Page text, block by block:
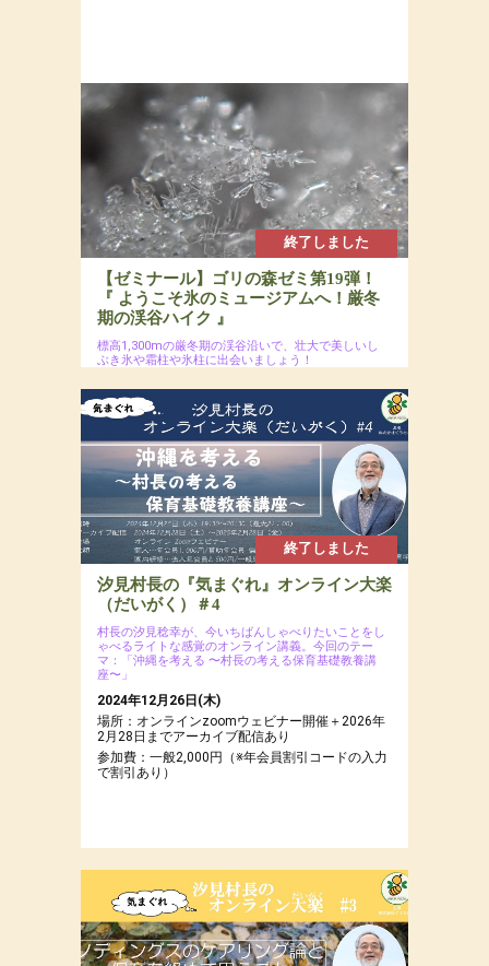
終了しました
【ゼミナール】ゴリの森ゼミ第19弾！
『 ようこそ氷のミュージアムへ！厳冬
期の渓谷ハイク 』
標高1,300mの厳冬期の渓谷沿いで、壮大で美しいし
ぶき氷や霜柱や氷柱に出会いましょう！
場所：ぐうたら村近くの森
参加費：参加費：年会員8,000円（若者応援プロ
ジェクトにつき20代割引あるよ）・一般9,500
円・定員12名
終了しました
汐見村長の『気まぐれ』オンライン大楽
（だいがく）＃4
村長の汐見稔幸が、今いちばんしゃべりたいことをし
ゃべるライトな感覚のオンライン講義。今回のテー
マ：「沖縄を考える 〜村長の考える保育基礎教養講
座〜」
2024年12月26日(木)
場所：オンラインzoomウェビナー開催＋2026年
2月28日までアーカイブ配信あり
参加費：一般2,000円（※年会員割引コードの入力
で割引あり）